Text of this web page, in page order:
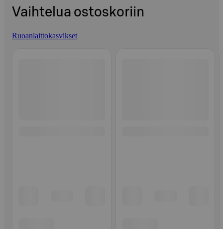
Vaihtelua ostoskoriin
Ruoanlaittokasvikset